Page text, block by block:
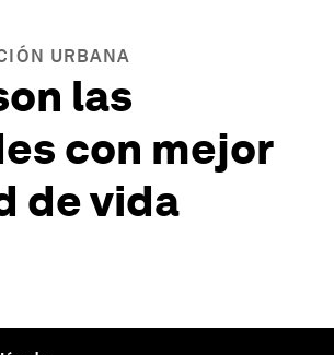
URBANA
las
con mejor
de vida